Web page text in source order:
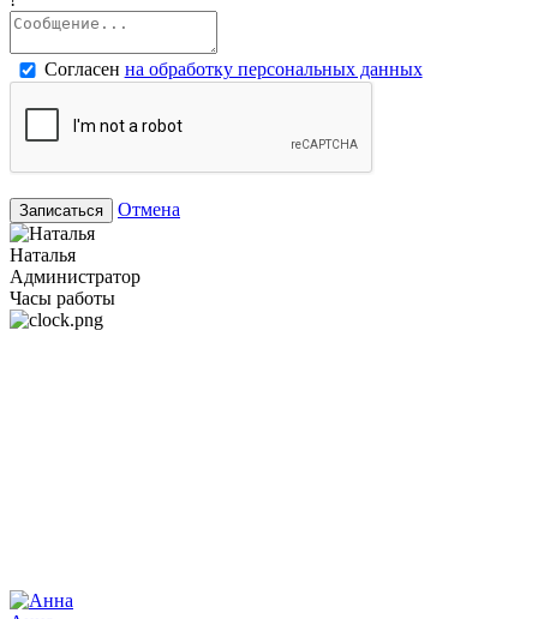
Согласен на обработку персональных данных
Записаться Отмена
Наталья
Администратор
Часы работы